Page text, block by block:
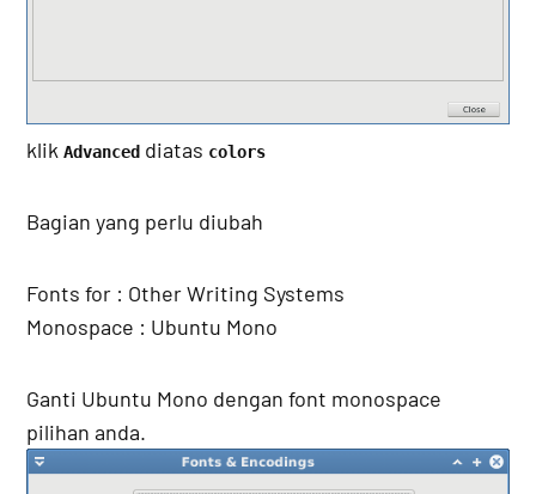
klikAdvanced diatas colors
Bagian yang perlu diubah
Fonts for : Other Writing Systems
Monospace : Ubuntu Mono
Ganti Ubuntu Mono dengan font monospace
pilihan anda.